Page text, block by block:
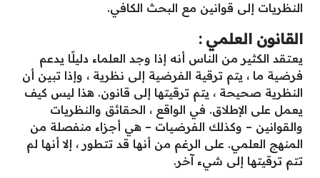
النظريات إلى قوانين مع البحث الكافي.
القانون العلمي :
يعتقد الكثير من الناس أنه إذا وجد العلماء دليلًا يدعم
فرضية ما ، يتم ترقية الفرضية إلى نظرية ، وإذا تبين أن
النظرية صحيحة ، يتم ترقيتها إلى قانون. هذا ليس كيف
يعمل على الإطلاق. في الواقع ، الحقائق والنظريات
والقوانين – وكذلك الفرضيات – هي أجزاء منفصلة من
المنهج العلمي. على الرغم من أنها قد تتطور ، إلا أنها لم
تتم ترقيتها إلى شيء آخر.